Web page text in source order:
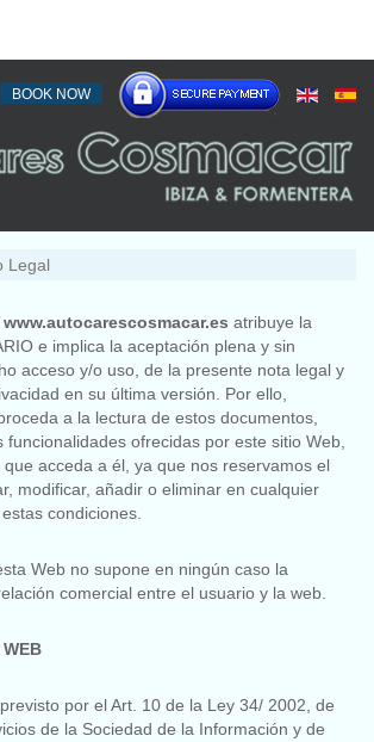
BOOK NOW
Legal
www.autocarescosmacar.es atribuye la
e implica la aceptación plena y sin
acceso y/o uso, de la presente nota legal y
en su última versión. Por ello,
a la lectura de estos documentos,
funcionalidades ofrecidas por este sitio Web,
acceda a él, ya que nos reservamos el
modificar, añadir o eliminar en cualquier
condiciones.
Web no supone en ningún caso la
comercial entre el usuario y la web.
por el Art. 10 de la Ley 34/ 2002, de
de la Sociedad de la Información y de